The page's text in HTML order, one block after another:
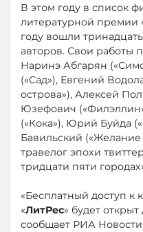
В этом году в список
литературной премии
году вошли
авторов. Свои работы
Наринэ Абгарян
(«Сад»), Евгений
острова»), Алексей
Юзефович
(«Кока»), Юрий Буйда
Бавильский
травелог эпохи
тридцати пяти
«Бесплатный доступ к
«ЛитРес» будет открыт
сообщает РИА